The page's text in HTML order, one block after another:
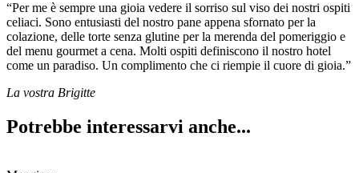
“Per me è sempre una gioia vedere il sorriso sul viso dei nostri ospiti
celiaci. Sono entusiasti del nostro pane appena sfornato per la
colazione, delle torte senza glutine per la merenda del pomeriggio e
del menu gourmet a cena. Molti ospiti definiscono il nostro hotel
come un paradiso. Un complimento che ci riempie il cuore di gioia.”
La vostra Brigitte
Potrebbe interessarvi anche...